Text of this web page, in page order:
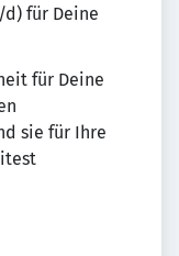
für Deine
für Deine
sie für Ihre